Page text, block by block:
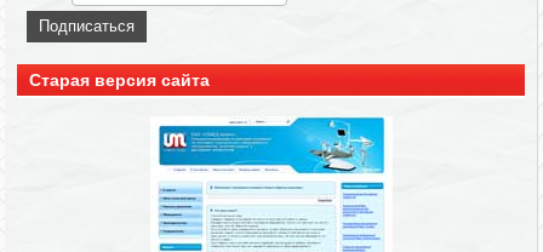
Старая версия сайта